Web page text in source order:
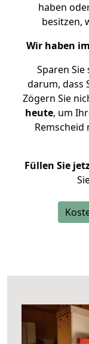
haben
besitzen,
Wir haben
Sparen
darum, dass
Zögern Sie
heute, um
Remscheid
Füllen Sie